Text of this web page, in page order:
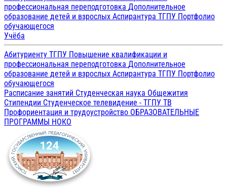
профессиональная переподготовка Дополнительное
образование детей и взрослых Аспирантура ТГПУ Портфолио
обучающегося
Учёба
Абитуриенту ТГПУ Повышение квалификации и
профессиональная переподготовка Дополнительное
образование детей и взрослых Аспирантура ТГПУ Портфолио
обучающегося
Расписание занятий Студенческая наука Общежития
Стипендии Студенческое телевидение - ТГПУ ТВ
Профориентация и трудоустройство ОБРАЗОВАТЕЛЬНЫЕ
ПРОГРАММЫ НОКО